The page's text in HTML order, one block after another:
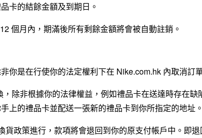
卡的結餘金額及到期日。
個月內，期滿後所有剩餘金額將會被自動註銷。
你是在行使你的法定權利下在 Nike.com.hk 內取消訂
除非根據你的法律權益，例如禮品卡在送達時存在缺
上的禮品卡並配送一張新的禮品卡到你所指定的地址。
政策進行，款項將會退回到你的原支付帳戶中。即